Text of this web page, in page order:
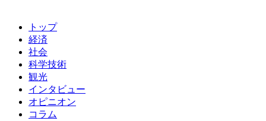
トップ
経済
社会
科学技術
観光
インタビュー
オピニオン
コラム